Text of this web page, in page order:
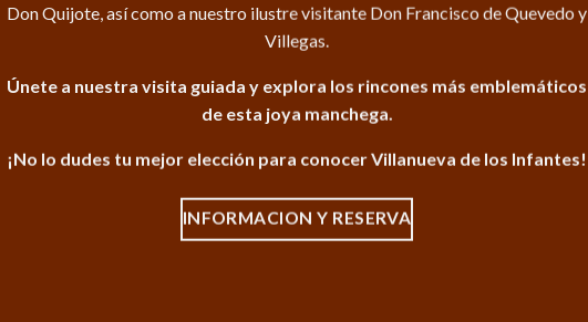
Don Quijote, así como a nuestro ilustre visitante Don Francisco de Quevedo y
Villegas.
Únete a nuestra visita guiada y explora los rincones más emblemáticos
de esta joya manchega.
¡No lo dudes tu mejor elección para conocer Villanueva de los Infantes!
INFORMACION Y RESERVA